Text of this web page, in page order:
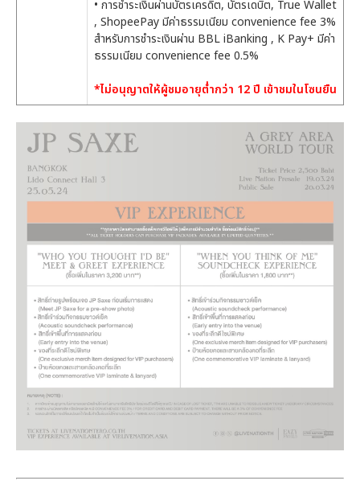
• การชำระเงินผ่านบัตรเครดิต, บัตรเดบิต, True Wallet
, ShopeePay มีค่าธรรมเนียม convenience fee 3%
สำหรับการชำระเงินผ่าน BBL iBanking , K Pay+ มีค่า
ธรรมเนียม convenience fee 0.5%
*ไม่อนุญาตให้ผู้ชมอายุต่ำกว่า 12 ปี เข้าชมในโซนยืน